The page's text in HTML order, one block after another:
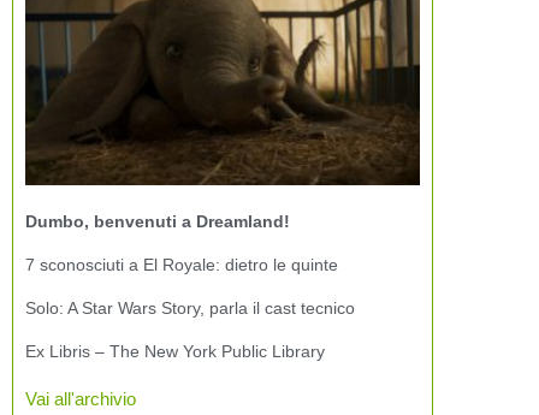
Dumbo, benvenuti a Dreamland!
7 sconosciuti a El Royale: dietro le quinte
Solo: A Star Wars Story, parla il cast tecnico
Ex Libris – The New York Public Library
Vai all'archivio